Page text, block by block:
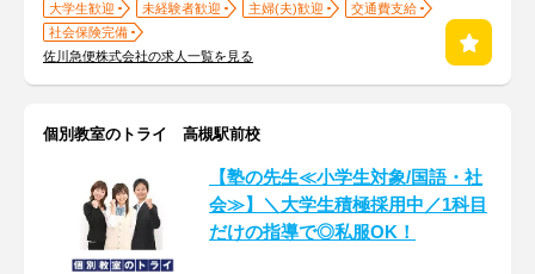
大学生歓迎 未経験者歓迎 主婦(夫)歓迎
交通費支給
社会保険完備
佐川急便株式会社の求人一覧を見る
個別教室のトライ 高槻駅前校
【塾の先生≪小学生対象/国語・社
会≫】＼大学生積極採用中／1科目
だけの指導で◎私服OK！